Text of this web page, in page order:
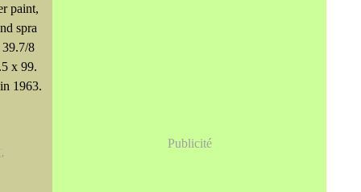
paint,
spra
8
x 99.
1963.
,
Publicité